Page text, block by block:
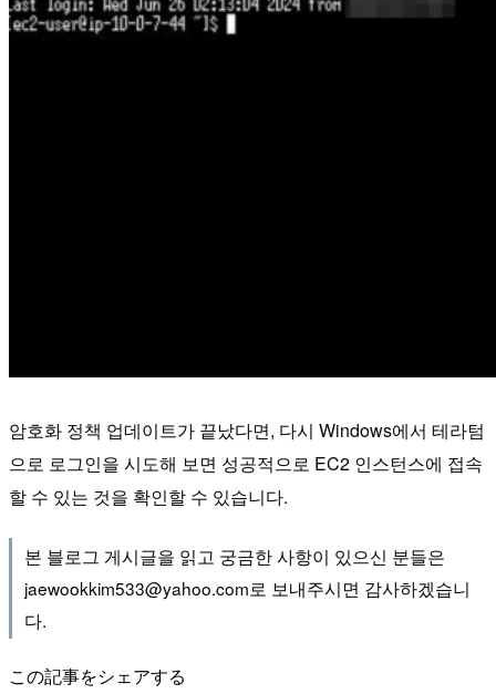
암호화 정책 업데이트가 끝났다면, 다시 Windows에서 테라텀
으로 로그인을 시도해 보면 성공적으로 EC2 인스턴스에 접속
할 수 있는 것을 확인할 수 있습니다.
본 블로그 게시글을 읽고 궁금한 사항이 있으신 분들은
jaewookkim533@yahoo.com로 보내주시면 감사하겠습니
다.
この記事をシェアする